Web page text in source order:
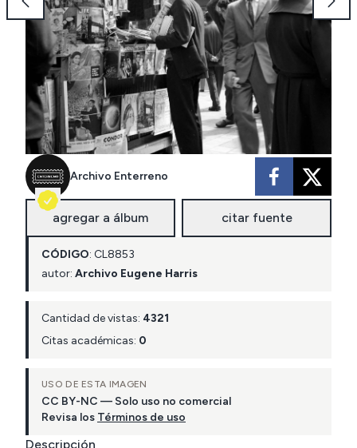
Archivo Enterreno
agregar a álbum citar fuente
CÓDIGO: CL8853
autor: Archivo Eugene Harris
Cantidad de vistas: 4321
Citas académicas: 0
USO DE ESTA IMAGEN
CC BY-NC — Solo uso no comercial
Revisa los Términos de uso
Descripción